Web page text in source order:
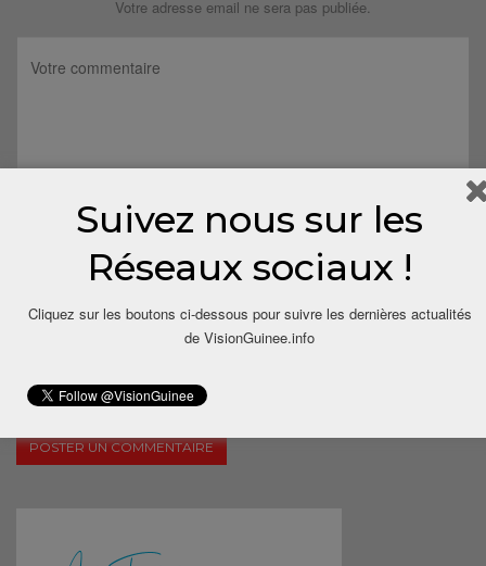
Votre adresse email ne sera pas publiée.
time I comment.
Suivez nous sur les
Réseaux sociaux !
Cliquez sur les boutons ci-dessous pour suivre les dernières actualités
de VisionGuinee.info